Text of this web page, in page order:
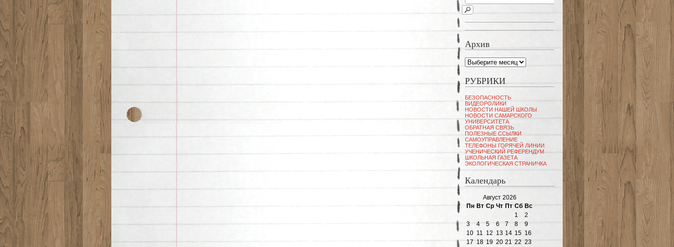
Архив
Архив
РУБРИКИ
БЕЗОПАСНОСТЬ
ВИДЕОРОЛИКИ
НОВОСТИ НАШЕЙ ШКОЛЫ
НОВОСТИ САМАРСКОГО
УНИВЕРСИТЕТА
ОБРАТНАЯ СВЯЗЬ
ПОЛЕЗНЫЕ ССЫЛКИ
САМОУПРАВЛЕНИЕ
ТЕЛЕФОНЫ ГОРЯЧЕЙ ЛИНИИ
УЧЕНИЧЕСКИЙ РЕФЕРЕНДУМ
ШКОЛЬНАЯ ГАЗЕТА
ЭКОЛОГИЧЕСКАЯ СТРАНИЧКА
Календарь
Август 2026
Пн Вт Ср Чт Пт Сб Вс
1
2
3
4 5 6 7 8
9
10 11 12 13 14 15 16
17 18 19 20 21 22 23